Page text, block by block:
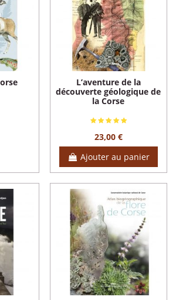
L’aventure de la
découverte géologique de
la Corse
23,00 €
Ajouter au panier